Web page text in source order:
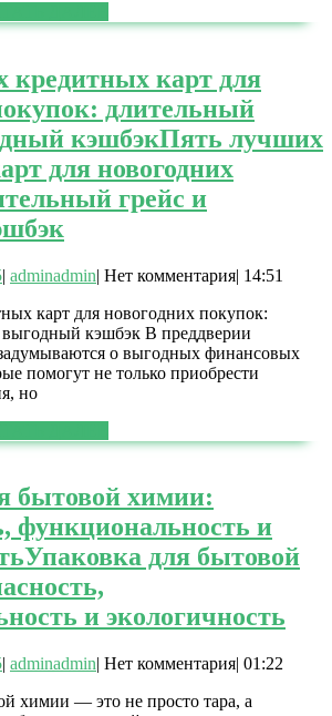
карт для
длительный
кэшбэкПять лучших
для новогодних
грейс и
| adminadmin| Нет комментария| 14:51
карт для новогодних покупок:
выгодный кэшбэк В преддверии
о выгодных финансовых
помогут не только приобрести
но
бытовой химии:
функциональность и
Упаковка для бытовой
и экологичность
| adminadmin| Нет комментария| 01:22
химии — это не просто тара, а